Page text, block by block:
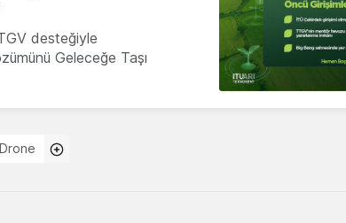
desteğiyle
Geleceğe Taşı
Drone